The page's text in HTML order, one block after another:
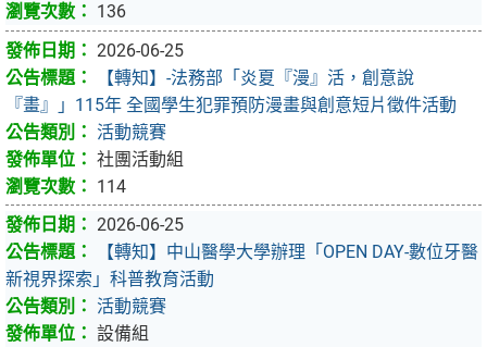
136
2026-06-25
【轉知】-法務部「炎夏『漫』活，創意說
『畫』」115年 全國學生犯罪預防漫畫與創意短片徵件活動
活動競賽
社團活動組
114
2026-06-25
【轉知】中山醫學大學辦理「OPEN DAY-數位牙醫
新視界探索」科普教育活動
活動競賽
設備組